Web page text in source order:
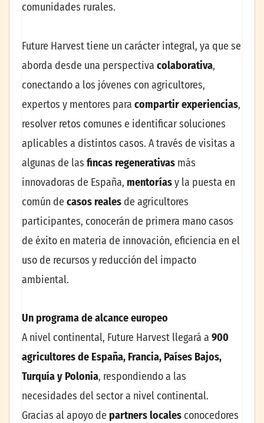
comunidades rurales.
Future Harvest tiene un carácter integral, ya que se
aborda desde una perspectiva colaborativa,
conectando a los jóvenes con agricultores,
expertos y mentores para compartir experiencias,
resolver retos comunes e identificar soluciones
aplicables a distintos casos. A través de visitas a
algunas de las fincas regenerativas más
innovadoras de España, mentoríasy la puesta en
común de casos reales de agricultores
participantes, conocerán de primera mano casos
de éxito en materia de innovación, eficiencia en el
uso de recursos y reducción del impacto
ambiental.
Un programa de alcance europeo
A nivel continental, Future Harvest llegará a 900
agricultores de España, Francia, Países Bajos,
Turquía y Polonia, respondiendo a las
necesidades del sector a nivel continental.
Gracias al apoyo de partners locales conocedores